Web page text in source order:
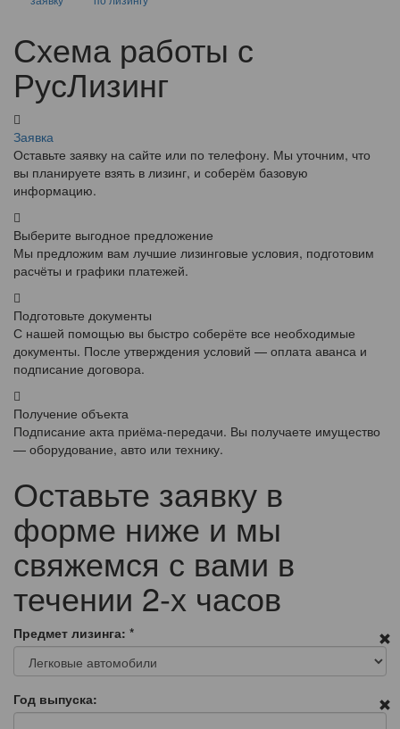
Схема работы с
РусЛизинг
Заявка
Оставьте заявку на сайте или по телефону. Мы уточним, что
вы планируете взять в лизинг, и соберём базовую
информацию.
Выберите выгодное предложение
Мы предложим вам лучшие лизинговые условия, подготовим
расчёты и графики платежей.
Подготовьте документы
С нашей помощью вы быстро соберёте все необходимые
документы. После утверждения условий — оплата аванса и
подписание договора.
Получение объекта
Подписание акта приёма-передачи. Вы получаете имущество
— оборудование, авто или технику.
Оставьте заявку в
форме ниже и мы
свяжемся с вами в
течении 2-х часов
Предмет лизинга: *
Год выпуска: